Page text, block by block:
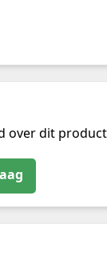
over dit